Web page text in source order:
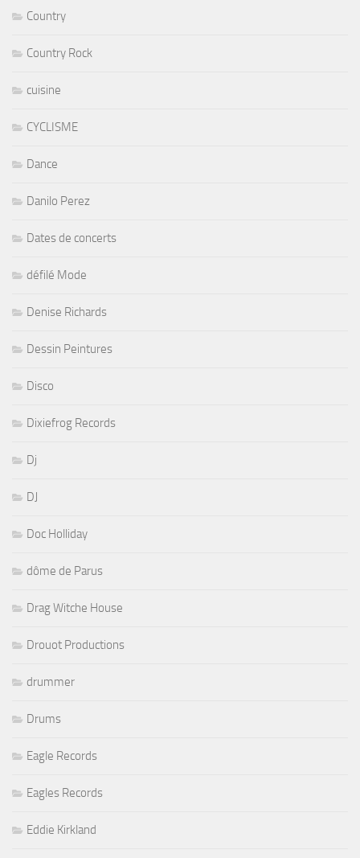
Country
Country Rock
cuisine
CYCLISME
Dance
Danilo Perez
Dates de concerts
défilé Mode
Denise Richards
Dessin Peintures
Disco
Dixiefrog Records
Dj
DJ
Doc Holliday
dôme de Parus
Drag Witche House
Drouot Productions
drummer
Drums
Eagle Records
Eagles Records
Eddie Kirkland